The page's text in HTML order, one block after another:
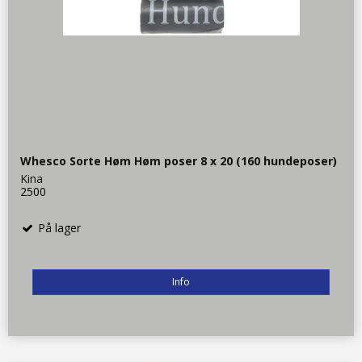
Whesco Sorte Høm Høm poser 8 x 20 (160 hundeposer)
Kina
2500
På lager
Info